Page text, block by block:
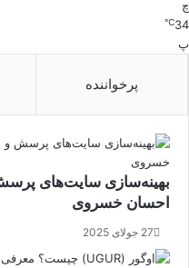
چ
34
℃
پ
پرخواننده
بهینه‌سازی سایت‌های
احسان خسروی
27 جولای 2025